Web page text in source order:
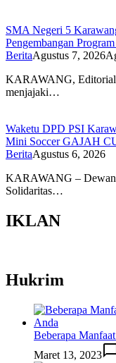
SMA Negeri 5
Pengembangan
BeritaAgustus 7, 2026
KARAWANG,
menjajaki…
Waketu DPD PSI
Mini Soccer GAJAH
BeritaAgustus 6, 2026
KARAWANG – Dewan
Solidaritas…
IKLAN
Hukrim
Beberapa
Maret 13, 2023